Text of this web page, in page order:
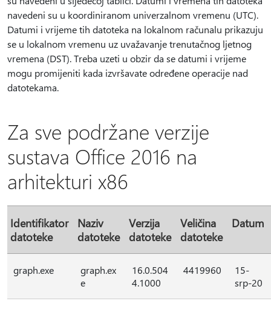
navedeni su u koordiniranom univerzalnom vremenu (UTC).
Datumi i vrijeme tih datoteka na lokalnom računalu prikazuju
se u lokalnom vremenu uz uvažavanje trenutačnog ljetnog
vremena (DST). Treba uzeti u obzir da se datumi i vrijeme
mogu promijeniti kada izvršavate određene operacije nad
datotekama.
Za sve podržane verzije
sustava Office 2016 na
arhitekturi x86
Identifikator
datoteke
Naziv
datoteke
Verzija
datoteke
Veličina
datoteke
Datum
graph.exe
graph.ex
e
16.0.504
4.1000
4419960
15-
srp-20